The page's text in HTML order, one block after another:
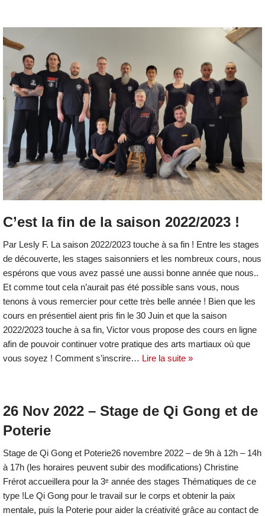
C’est la fin de la saison 2022/2023 !
Par Lesly F. La saison 2022/2023 touche à sa fin ! Entre les stages
de découverte, les stages saisonniers et les nombreux cours, nous
espérons que vous avez passé une aussi bonne année que nous..
Et comme tout cela n’aurait pas été possible sans vous, nous
tenons à vous remercier pour cette très belle année ! Bien que les
cours en présentiel aient pris fin le 30 Juin et que la saison
2022/2023 touche à sa fin, Victor vous propose des cours en ligne
afin de pouvoir continuer votre pratique des arts martiaux où que
vous soyez ! Comment s’inscrire… Lire la suite »
26 Nov 2022 – Stage de Qi Gong et de
Poterie
Stage de Qi Gong et Poterie26 novembre 2022 – de 9h à 12h – 14h
à 17h (les horaires peuvent subir des modifications) Christine
Frérot accueillera pour la 3ᵉ année des stages Thématiques de ce
type !Le Qi Gong pour le travail sur le corps et obtenir la paix
mentale, puis la Poterie pour aider la créativité grâce au contact de